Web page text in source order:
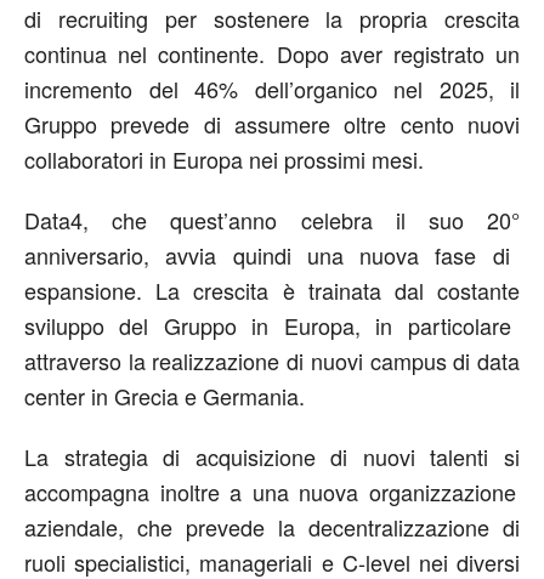
di recruiting per sostenere la propriacrescita
continua nel continente. Dopo aver registrato un
incremento del 46% dell’organico nel 2025, il
Gruppo prevede di assumere oltre cento nuovi
collaboratori in Europa nei prossimi mesi.
Data4, che quest’anno celebra il suo20°
anniversario, avvia quindi una nuova fase di
espansione. La crescita è trainata dal costante
sviluppo del Gruppo in Europa, in particolare
attraverso la realizzazione di nuovi campusdidata
center in Grecia e Germania.
La strategiadi acquisizione di nuovitalentisi
accompagna inoltre a una nuova organizzazione
aziendale, che prevede la decentralizzazione di
ruoli specialistici, manageriali e C-level nei diversi